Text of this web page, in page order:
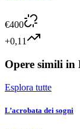
€400
+0,11
Opere simili in
Esplora tutte
L’acrobata dei sogni